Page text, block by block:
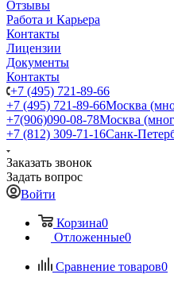
Отзывы
Работа и Карьера
Контакты
Лицензии
Документы
Контакты
+7 (495) 721-89-66
+7 (495) 721-89-66Москва
+7(906)090-08-78Москва
+7 (812) 309-71-16Санк-
Заказать звонок
Задать вопрос
Войти
Корзина0
Отложенные0
Сравнение товаров0